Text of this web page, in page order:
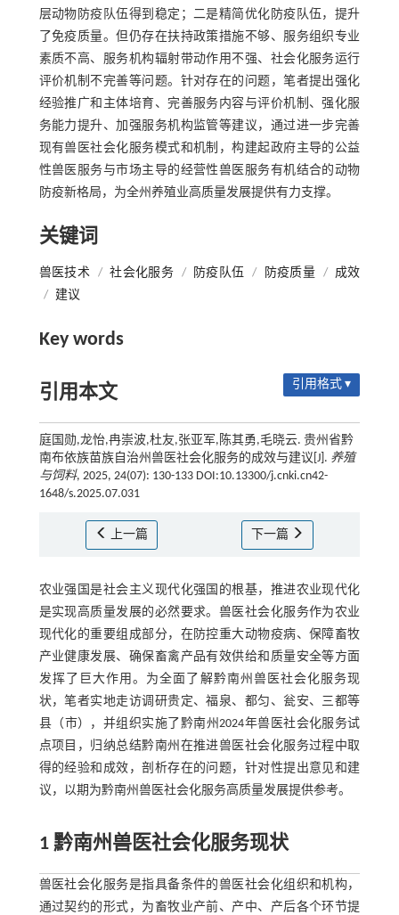
层动物防疫队伍得到稳定；二是精简优化防疫队伍，提升
了免疫质量。但仍存在扶持政策措施不够、服务组织专业
素质不高、服务机构辐射带动作用不强、社会化服务运行
评价机制不完善等问题。针对存在的问题，笔者提出强化
经验推广和主体培育、完善服务内容与评价机制、强化服
务能力提升、加强服务机构监管等建议，通过进一步完善
现有兽医社会化服务模式和机制，构建起政府主导的公益
性兽医服务与市场主导的经营性兽医服务有机结合的动物
防疫新格局，为全州养殖业高质量发展提供有力支撑。
关键词
兽医技术 / 社会化服务 / 防疫队伍 / 防疫质量 /
成效
/
建议
Key words
引用本文 引用格式 ▾
庭国勋,龙怡,冉崇波,杜友,张亚军,陈其勇,毛晓云. 贵州省黔
南布依族苗族自治州兽医社会化服务的成效与建议[J]. 养殖
与饲料, 2025, 24(07): 130-133 DOI:10.13300/j.cnki.cn42-
1648/s.2025.07.031
上一篇 下一篇
农业强国是社会主义现代化强国的根基，推进农业现代化
是实现高质量发展的必然要求。兽医社会化服务作为农业
现代化的重要组成部分，在防控重大动物疫病、保障畜牧
产业健康发展、确保畜禽产品有效供给和质量安全等方面
发挥了巨大作用。为全面了解黔南州兽医社会化服务现
状，笔者实地走访调研贵定、福泉、都匀、瓮安、三都等
县（市），并组织实施了黔南州2024年兽医社会化服务试
点项目，归纳总结黔南州在推进兽医社会化服务过程中取
得的经验和成效，剖析存在的问题，针对性提出意见和建
议，以期为黔南州兽医社会化服务高质量发展提供参考。
1 黔南州兽医社会化服务现状
兽医社会化服务是指具备条件的兽医社会化组织和机构，
通过契约的形式，为畜牧业产前、产中、产后各个环节提